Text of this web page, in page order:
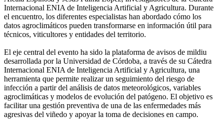
Internacional ENIA de Inteligencia Artificial y Agricultura. Durante
el encuentro, los diferentes especialistas han abordado cómo los
datos agroclimáticos pueden transformarse en información útil para
técnicos, viticultores y entidades del territorio.
El eje central del evento ha sido la plataforma de avisos de mildiu
desarrollada por la Universidad de Córdoba, a través de su Cátedra
Internacional ENIA de Inteligencia Artificial y Agricultura, una
herramienta que permite realizar un seguimiento del riesgo de
infección a partir del análisis de datos meteorológicos, variables
agroclimáticas y modelos de evolución del patógeno. El objetivo es
facilitar una gestión preventiva de una de las enfermedades más
agresivas del viñedo y apoyar la toma de decisiones en campo.